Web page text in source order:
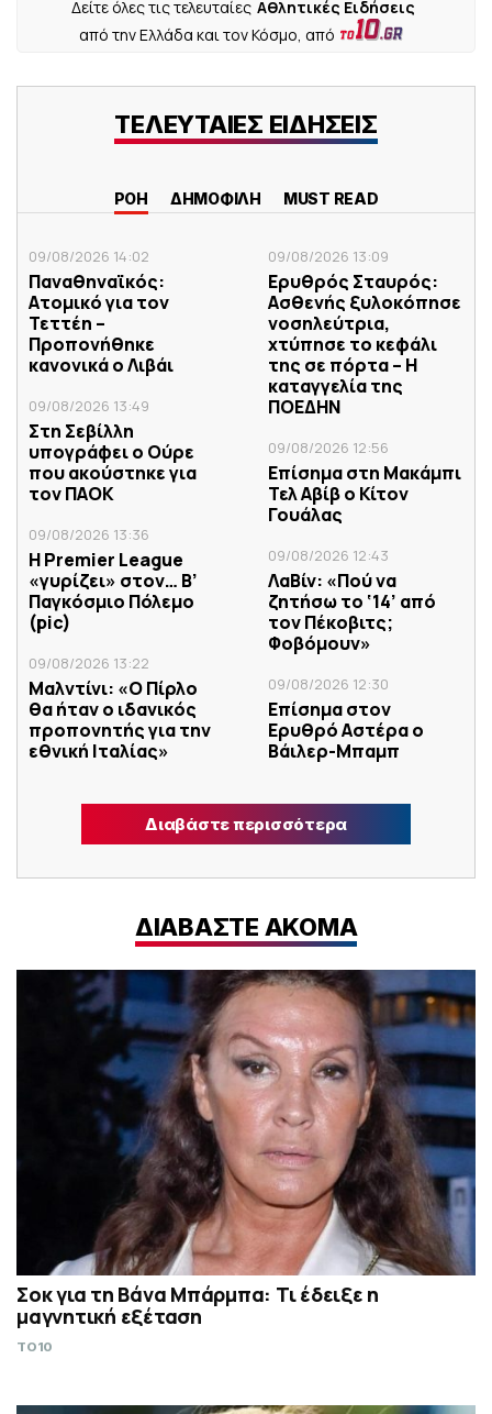
Δείτε όλες τις τελευταίες Αθλητικές Ειδήσεις
από την Ελλάδα και τον Κόσμο, από
ΤΕΛΕΥΤΑΙΕΣ ΕΙΔΗΣΕΙΣ
ΡΟΗ ΔΗΜΟΦΙΛΗ MUST READ
09/08/2026 14:02
Παναθηναϊκός:
Ατομικό για τον
Τεττέη –
Προπονήθηκε
κανονικά ο Λιβάι
09/08/2026 13:49
Στη Σεβίλλη
υπογράφει ο Ούρε
που ακούστηκε για
τον ΠΑΟΚ
09/08/2026 13:36
H Premier League
«γυρίζει» στον… Β’
Παγκόσμιο Πόλεμο
(pic)
09/08/2026 13:22
Μαλντίνι: «Ο Πίρλο
θα ήταν ο ιδανικός
προπονητής για την
εθνική Ιταλίας»
09/08/2026 13:09
Ερυθρός Σταυρός:
Ασθενής ξυλοκόπησε
νοσηλεύτρια,
χτύπησε το κεφάλι
της σε πόρτα – Η
καταγγελία της
ΠΟΕΔΗΝ
09/08/2026 12:56
Επίσημα στη Μακάμπι
Τελ Αβίβ ο Κίτον
Γουάλας
09/08/2026 12:43
ΛαΒίν: «Πού να
ζητήσω το ‘14’ από
τον Πέκοβιτς;
Φοβόμουν»
09/08/2026 12:30
Επίσημα στον
Ερυθρό Αστέρα ο
Βάιλερ-Μπαμπ
Διαβάστε περισσότερα
ΔΙΑΒΑΣΤΕ ΑΚΟΜΑ
Σoκ για τη Βάνα Μπάρμπα: Τι έδειξε η
μαγνητική εξέταση
TO10